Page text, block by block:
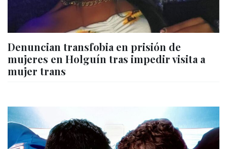
Denuncian transfobia en prisión de
mujeres en Holguín tras impedir visita a
mujer trans